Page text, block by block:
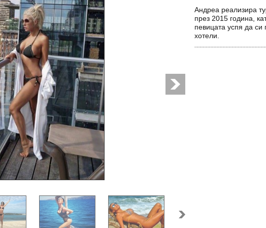
Андреа реализира
през 2015 година,
певицата успя да си
хотели.